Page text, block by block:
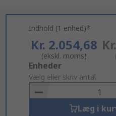
Indhold (1 enhed)*
Kr. 2.054,68
(ekskl. moms)
Add
to
Basket
Enheder
Vælg eller skriv antal
Læg i